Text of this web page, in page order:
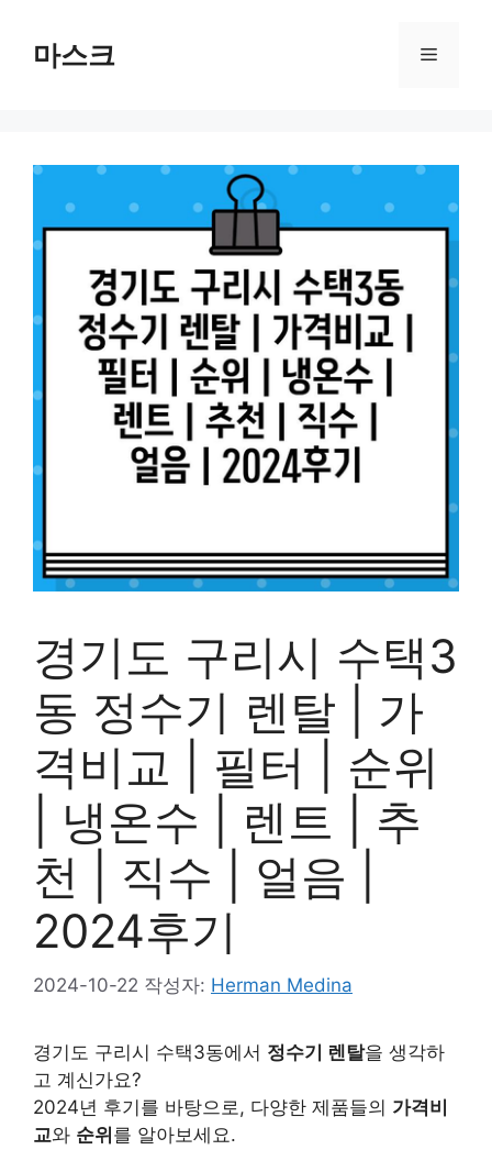
마스크 메
경기도 구리시 수택3
동 정수기 렌탈 | 가
격비교 | 필터 | 순위
| 냉온수 | 렌트 | 추
천 | 직수 | 얼음 |
2024후기
2024-10-22 작성자: Herman Medina
경기도 구리시 수택3동에서 정수기 렌탈을 생각하
고 계신가요?
2024년 후기를 바탕으로, 다양한 제품들의 가격비
교와 순위를 알아보세요.